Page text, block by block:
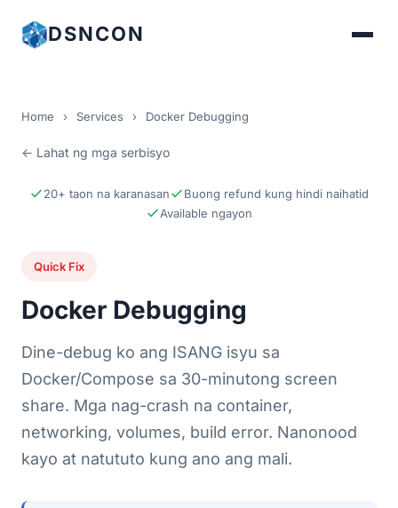
DSNCON
Home › Services › Docker Debugging
← Lahat ng mga serbisyo
20+ taon na karanasan
Buong refund kung hindi naihatid
Available ngayon
Quick Fix
Docker Debugging
Dine-debug ko ang ISANG isyu sa
Docker/Compose sa 30-minutong screen
share. Mga nag-crash na container,
networking, volumes, build error. Nanonood
kayo at natututo kung ano ang mali.